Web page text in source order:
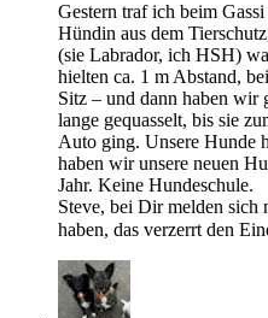
Gestern traf ich beim
Hündin aus dem
(sie Labrador, ich HSH)
hielten ca. 1 m Abstand,
Sitz – und dann haben wir
lange gequasselt, bis sie
Auto ging. Unsere Hunde
haben wir unsere neuen
Jahr. Keine Hundeschule.
Steve, bei Dir melden sich
haben, das verzerrt den